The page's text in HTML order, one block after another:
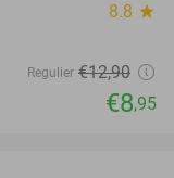
8.8 star
Regulier €12,90
€8,95